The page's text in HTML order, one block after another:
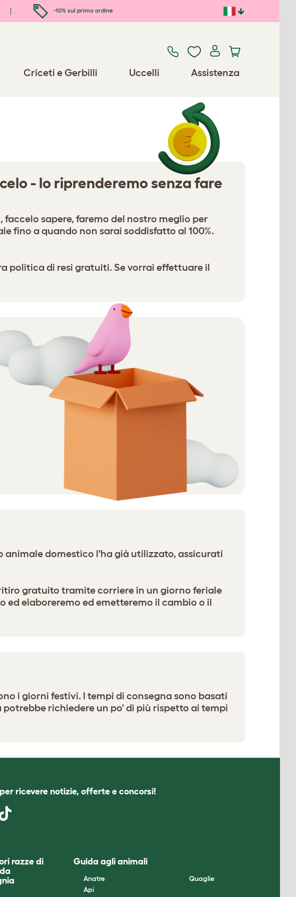
-10% sul primo ordine
Criceti e Gerbilli Uccelli Assistenza
- lo riprenderemo senza fare
sapere, faremo del nostro meglio per
fino a quando non sarai soddisfatto al 100%.
politica di resi gratuiti. Se vorrai effettuare il
domestico l'ha già utilizzato, assicurati
gratuito tramite corriere in un giorno feriale
ed elaboreremo ed emetteremo il cambio o il
i giorni festivi. I tempi di consegna sono basati
richiedere un po' di più rispetto ai tempi
ricevere notizie, offerte e concorsi!
razze di
Guida agli animali
Anatre
Api
Quaglie